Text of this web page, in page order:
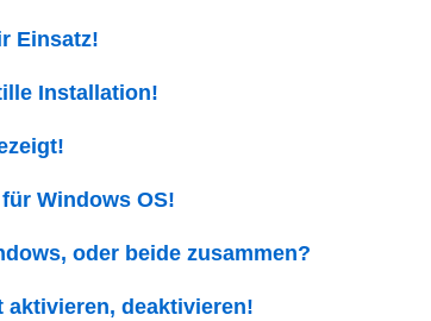
Einsatz!
Installation!
Windows OS!
oder beide zusammen?
aktivieren, deaktivieren!